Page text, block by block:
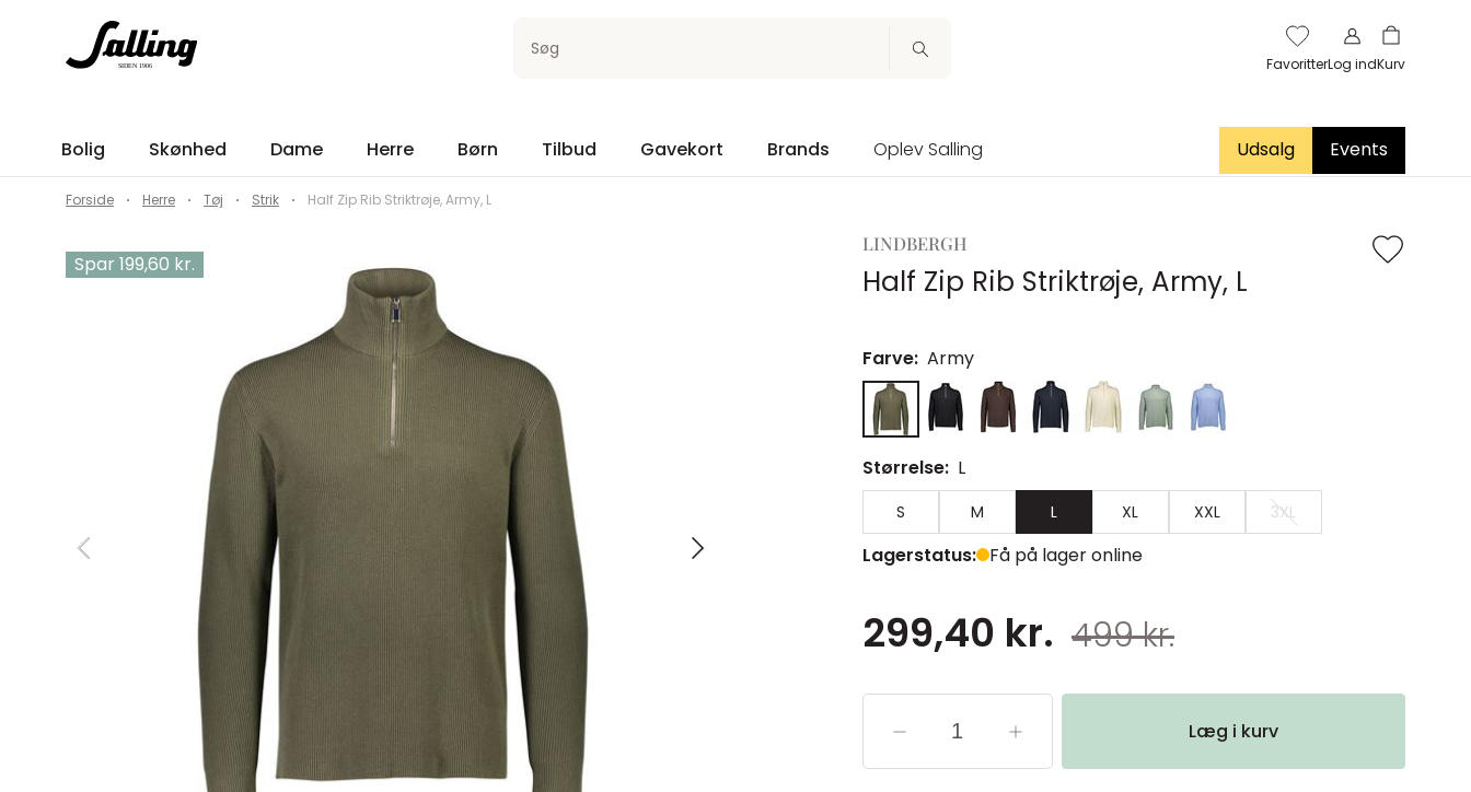
Søg
FavoritterLog indKurv
Bolig Skønhed Dame Herre Børn Tilbud Gavekort Brands Oplev Salling Udsalg Events
Forside Herre Tøj Strik Half Zip Rib Striktrøje, Army, L
Spar 199,60 kr.
LINDBERGH
Half Zip Rib Striktrøje, Army, L
Farve: Army
Størrelse: L
S M L XL XXL 3XL
Lagerstatus: Få på lager online
299,40 kr. 499 kr.
Læg i kurv